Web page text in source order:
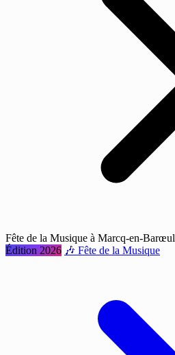
Fête de la Musique à Marcq-en-Barœul
Édition 2026 🎶 Fête de la Musique